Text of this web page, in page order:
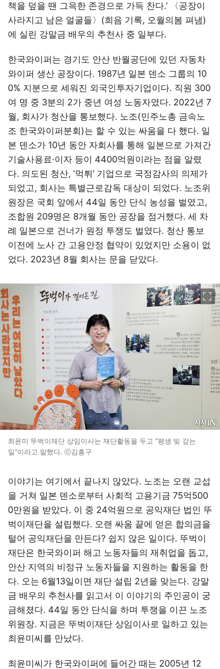
책을 덮을 땐 그윽한 존경으로 가득 찬다.’ 〈공장이
사라지고 남은 얼굴들〉(희음 기록, 오월의봄 펴냄)
에 실린 강말금 배우의 추천사 중 일부다.
한국와이퍼는 경기도 안산 반월공단에 있던 자동차
와이퍼 생산 공장이다. 1987년 일본 덴소 그룹의 10
0% 지분으로 세워진 외국인투자기업이다. 직원 300
여 명 중 3분의 2가 중년 여성 노동자였다. 2022년 7
월, 회사가 청산을 통보했다. 노조(민주노총 금속노
조 한국와이퍼분회)는 할 수 있는 싸움을 다 했다. 일
본 덴소가 10년 동안 자회사를 통해 일본으로 가져간
기술사용료·이자 등이 4400억원이라는 점을 알렸
다. 의도된 청산, ‘먹튀’ 기업으로 국정감사의 의제가
되었고, 회사는 특별근로감독 대상이 되었다. 노조위
원장은 국회 앞에서 44일 동안 단식 농성을 벌였고,
조합원 209명은 8개월 동안 공장을 점거했다. 세 차
례 일본으로 건너가 원정 투쟁도 벌였다. 청산 통보
이전에 노사 간 고용안정 협약이 있었지만 소용이 없
었다. 2023년 8월 회사는 문을 닫았다.
최윤미 뚜벅이재단 상임이사는 재단활동을 두고 “평생 빚 갚는
일”이라고 말했다. ⓒ김흥구
이야기는 여기에서 끝나지 않았다. 노조는 오랜 교섭
을 거쳐 일본 덴소로부터 사회적 고용기금 75억500
0만원을 받았다. 이 중 24억원으로 공익재단 법인 뚜
벅이재단을 설립했다. 오랜 싸움 끝에 얻은 합의금을
털어 공익재단을 만든다? 쉽지 않은 일이다. 뚜벅이
재단은 한국와이퍼 해고 노동자들의 재취업을 돕고,
안산 지역의 비정규 노동자들을 지원하는 활동을 한
다. 오는 6월13일이면 재단 설립 2년을 맞는다. 강말
금 배우의 추천사를 읽고서 이 이야기의 주인공이 궁
금해졌다. 44일 동안 단식을 하며 투쟁을 이끈 노조
위원장. 지금은 뚜벅이재단 상임이사로 일하고 있는
최윤미씨를 만났다.
최윤미씨가 한국와이퍼에 들어간 때는 2005년 12